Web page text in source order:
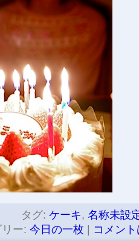
タグ: ケーキ, 名称未設
ー: 今日の一枚 コメン